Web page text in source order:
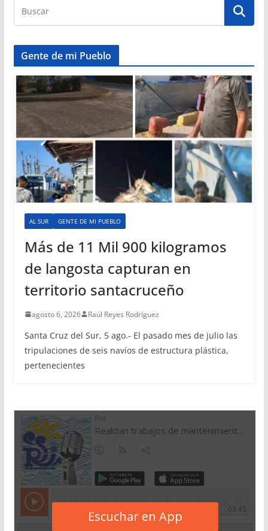
Gente de mi Pueblo
AL SUR GENTE DE MI PUEBLO
Más de 11 Mil 900 kilogramos
de langosta capturan en
territorio santacruceño
agosto 6, 2026 Raúl Reyes Rodríguez
Santa Cruz del Sur, 5 ago.- El pasado mes de julio las
tripulaciones de seis navíos de estructura plástica,
pertenecientes